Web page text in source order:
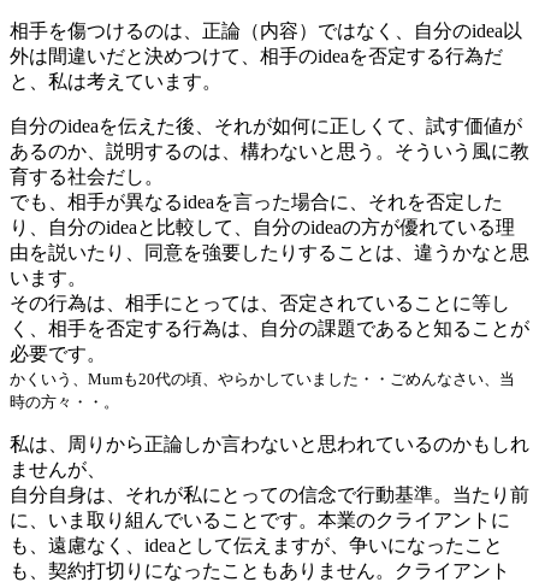
相手を傷つけるのは、正論（内容）ではなく、自分のidea以
外は間違いだと決めつけて、相手のideaを否定する行為だ
と、私は考えています。
自分のideaを伝えた後、それが如何に正しくて、試す価値が
あるのか、説明するのは、構わないと思う。そういう風に教
育する社会だし。
でも、相手が異なるideaを言った場合に、それを否定した
り、自分のideaと比較して、自分のideaの方が優れている理
由を説いたり、同意を強要したりすることは、違うかなと思
います。
その行為は、相手にとっては、否定されていることに等し
く、相手を否定する行為は、自分の課題であると知ることが
必要です。
かくいう、Mumも20代の頃、やらかしていました・・ごめんなさい、当
時の方々・・。
私は、周りから正論しか言わないと思われているのかもしれ
ませんが、
自分自身は、それが私にとっての信念で行動基準。当たり前
に、いま取り組んでいることです。本業のクライアントに
も、遠慮なく、ideaとして伝えますが、争いになったこと
も、契約打切りになったこともありません。クライアント